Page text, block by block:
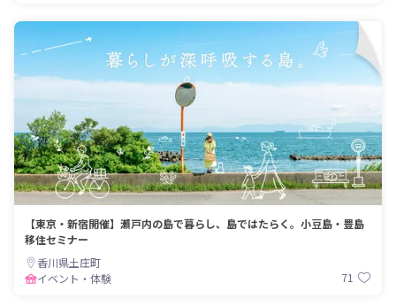
【東京・新宿開催】瀬戸内の島で暮らし、島ではたらく。小豆島・豊島
移住セミナー
香川県土庄町
イベント・体験
71